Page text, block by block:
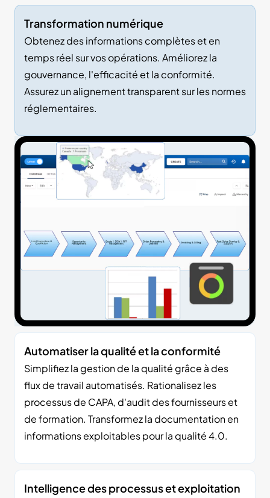
Transformation numérique
Obtenez des informations complètes et en
temps réel sur vos opérations. Améliorez la
gouvernance, l'efficacité et la conformité.
Assurez un alignement transparent sur les normes
réglementaires.
Automatiser la qualité et la conformité
Simplifiez la gestion de la qualité grâce à des
flux de travail automatisés. Rationalisez les
processus de CAPA, d'audit des fournisseurs et
de formation. Transformez la documentation en
informations exploitables pour la qualité 4.0.
Intelligence des processus et exploitation